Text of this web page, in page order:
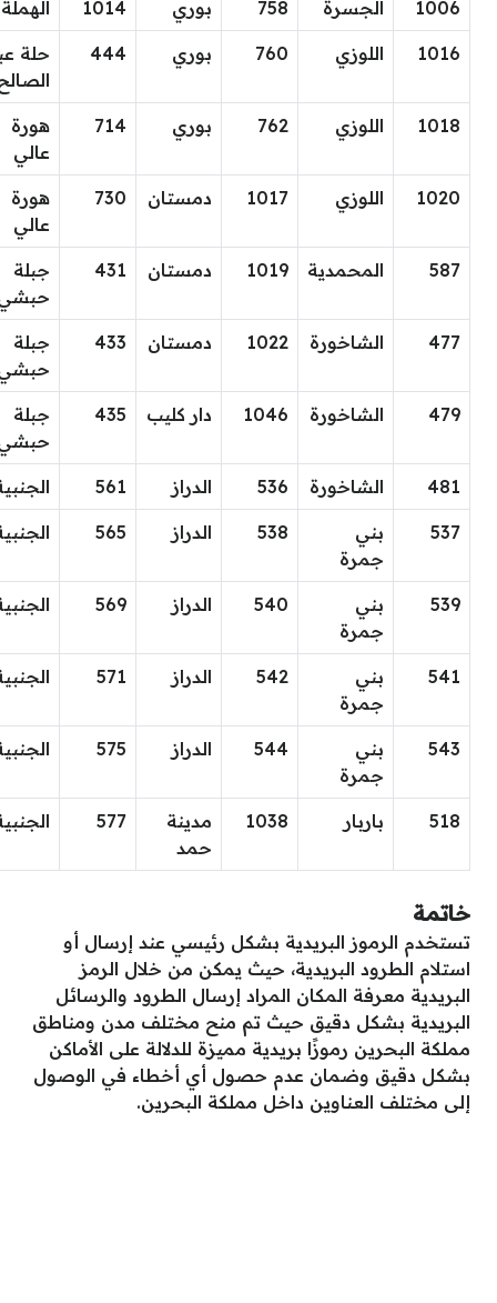
1006 الجسرة 758 بوري 1014 الهملة
1016 اللوزي 760 بوري 444
حلة
1018 اللوزي 762 بوري 714
هورة
عالي
1020 اللوزي 1017 دمستان 730
هورة
عالي
587 المحمدية 1019 دمستان 431
جبلة
477 الشاخورة 1022 دمستان 433
جبلة
479 الشاخورة 1046 دار كليب 435
جبلة
481 الشاخورة 536 الدراز 561
537
بني
جمرة
538 الدراز 565
539
بني
جمرة
540 الدراز 569
541
بني
جمرة
542 الدراز 571
543
بني
جمرة
544 الدراز 575
518 باربار 1038
مدينة
حمد
577
خاتمة
تستخدم الرموز البريدية بشكل رئيسي عند إرسال أو
استلام الطرود البريدية، حيث يمكن من خلال الرمز
البريدية معرفة المكان المراد إرسال الطرود والرسائل
البريدية بشكل دقيق حيث تم منح مختلف مدن ومناطق
مملكة البحرين رموزًا بريدية مميزة للدلالة على الأماكن
بشكل دقيق وضمان عدم حصول أي أخطاء في الوصول
إلى مختلف العناوين داخل مملكة البحرين.